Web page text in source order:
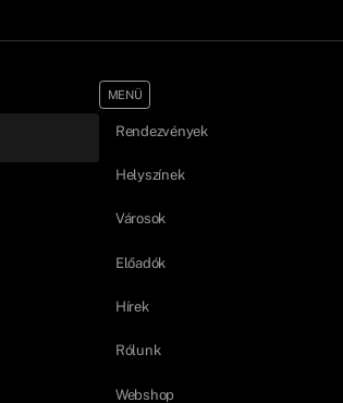
MENÜ
Rendezvények
Helyszínek
Városok
Előadók
Hírek
Rólunk
Webshop